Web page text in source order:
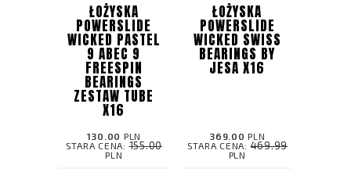
ŁOŻYSKA
POWERSLIDE
WICKED PASTEL
9 ABEC 9
FREESPIN
BEARINGS
ZESTAW TUBE
X16
130.00 PLN
STARA CENA:155.00
PLN
ŁOŻYSKA
POWERSLIDE
WICKED SWISS
BEARINGS BY
JESA X16
369.00 PLN
STARA CENA:469.99
PLN